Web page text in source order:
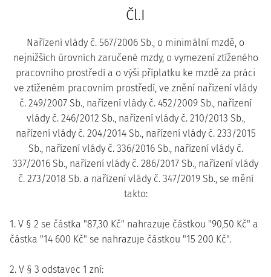
Čl.I
Nařízení vlády č. 567/2006 Sb., o minimální mzdě, o
nejnižších úrovních zaručené mzdy, o vymezení ztíženého
pracovního prostředí a o výši příplatku ke mzdě za práci
ve ztíženém pracovním prostředí, ve znění nařízení vlády
č. 249/2007 Sb., nařízení vlády č. 452/2009 Sb., nařízení
vlády č. 246/2012 Sb., nařízení vlády č. 210/2013 Sb.,
nařízení vlády č. 204/2014 Sb., nařízení vlády č. 233/2015
Sb., nařízení vlády č. 336/2016 Sb., nařízení vlády č.
337/2016 Sb., nařízení vlády č. 286/2017 Sb., nařízení vlády
č. 273/2018 Sb. a nařízení vlády č. 347/2019 Sb., se mění
takto:
1. V § 2 se částka "87,30 Kč" nahrazuje částkou "90,50 Kč" a
částka "14 600 Kč" se nahrazuje částkou "15 200 Kč".
2. V § 3 odstavec 1 zní: